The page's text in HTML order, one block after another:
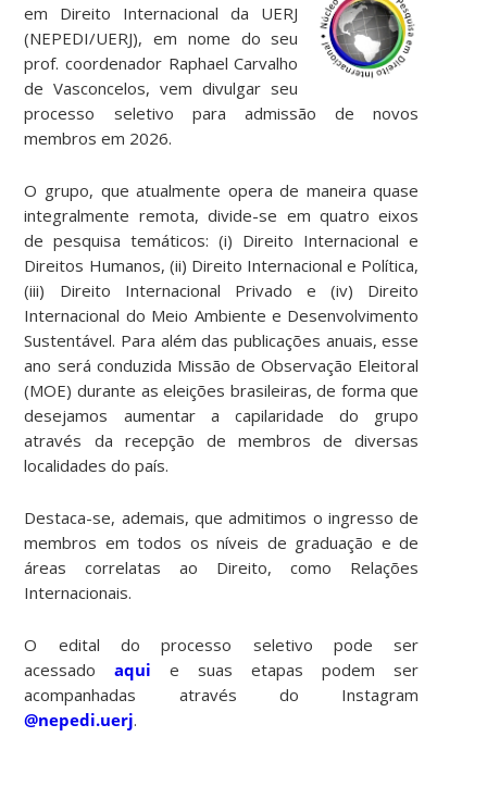
em Direito Internacional da UERJ
(NEPEDI/UERJ), em nome do seu
prof. coordenador Raphael Carvalho
de Vasconcelos, vem divulgar seu
processo seletivo para admissão de novos
membros em 2026.
O grupo, que atualmente opera de maneira quase
integralmente remota, divide-se em quatro eixos
de pesquisa temáticos: (i) Direito Internacional e
Direitos Humanos, (ii) Direito Internacional e Política,
(iii) Direito Internacional Privado e (iv) Direito
Internacional do Meio Ambiente e Desenvolvimento
Sustentável. Para além das publicações anuais, esse
ano será conduzida Missão de Observação Eleitoral
(MOE) durante as eleições brasileiras, de forma que
desejamos aumentar a capilaridade do grupo
através da recepção de membros de diversas
localidades do país.
Destaca-se, ademais, que admitimos o ingresso de
membros em todos os níveis de graduação e de
áreas correlatas ao Direito, como Relações
Internacionais.
O edital do processo seletivo pode ser
acessadoaqui e suas etapas podem ser
acompanhadas através do Instagram
@nepedi.uerj.